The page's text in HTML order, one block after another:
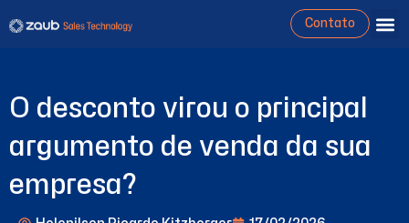
Contato
O desconto virou o principal
argumento de venda da sua
empresa?